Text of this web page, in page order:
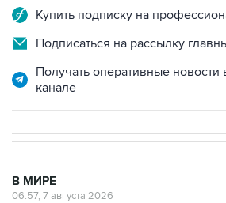
Купить подписку на
Подписаться на рассылку
Получать оперативные
канале
В МИРЕ
06:57, 7 августа 2026